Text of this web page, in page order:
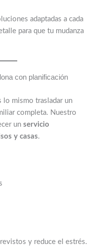
adaptadas a cada
para que tu mudanza
con planificación
lo mismo trasladar un
completa. Nuestro
un servicio
y casas.
y reduce el estrés.